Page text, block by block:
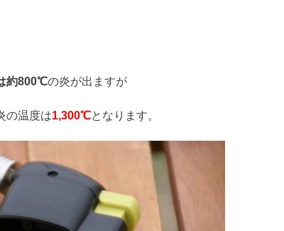
約800℃の炎が出ますが
の温度は1,300℃となります。